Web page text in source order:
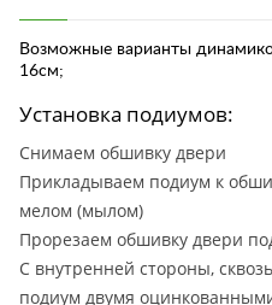
Возможные варианты
16см;
Установка подиумов:
Снимаем обшивку двери
Прикладываем подиум к
мелом (мылом)
Прорезаем обшивку двери
С внутренней стороны,
подиум двумя